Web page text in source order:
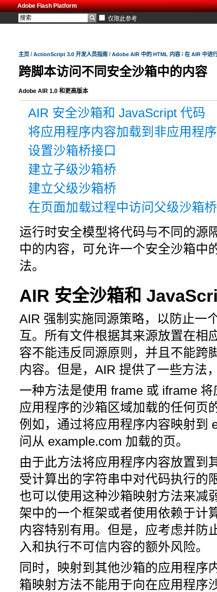
Adobe Flash Platform
仅限此参考
主页 / ActionScript 3.0 开发人员指南 / Adobe AIR 中的 HTML 内容/ 在 AIR 中进
跨脚本访问不同安全沙箱中的内容
Adobe AIR 1.0 和更高版本
AIR 安全沙箱和 JavaScript 代码
将应用程序内容加载到非应用程
设置沙箱桥接口
建立子级沙箱桥
建立父级沙箱桥
在页面加载过程中访问父级沙箱桥
运行时安全模型将代码与不同的源
中的内容，可允许一个安全沙箱中
法。
AIR 安全沙箱和
AIR 强制实施同源策略，以防止一
互。所有文件根据其来源放置在相
容不能违反同源原则，并且不能跨
内容。但是，AIR 提供了一些方法
一种方法是使用 frame 或 iframe
应用程序的沙箱区域加载的任何页
例如，通过将应用程序内容映射到
问从 example.com 加载的页。
由于此方法将应用程序内容放置到
受计算出的字符串中对代码执行的
也可以使用这种沙箱映射方法来减
架中的一个框架或者使用依赖于计
内容特别有用。但是，应考虑并防
入和执行不可信内容的额外风险。
同时，映射到其他沙箱的应用程序
箱映射方法不能用于向在应用程序